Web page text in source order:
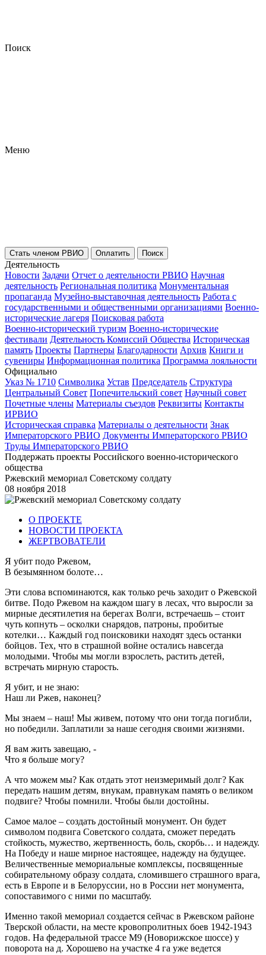
Поиск
Меню
Стать членом РВИО Оплатить Поиск
Деятельность
Новости Задачи Отчет о деятельности РВИО Научная
деятельность Региональная политика Монументальная
пропаганда Музейно-выставочная деятельность Работа с
государственными и общественными организациями Военно-
исторические лагеря Поисковая работа
Военно-исторический туризм Военно-исторические
фестивали Деятельность Комиссий Общества Историческая
память Проекты Партнеры Благодарности Архив Книги и
сувениры Информационная политика Программа лояльности
Официально
Указ № 1710 Символика Устав Председатель Структура
Центральный Совет Попечительский совет Научный совет
Почетные члены Материалы съездов Реквизиты Контакты
ИРВИО
Историческая справка Материалы о деятельности Знак
Императорского РВИО Документы Императорского РВИО
Труды Императорского РВИО
Поддержать проекты Российского военно-исторического
общества
Ржевский мемориал Советскому солдату
08 ноября 2018
О ПРОЕКТЕ
НОВОСТИ ПРОЕКТА
ЖЕРТВОВАТЕЛИ
Я убит подо Ржевом,
В безымянном болоте…
Эти слова вспоминаются, как только речь заходит о Ржевской
битве. Подо Ржевом на каждом шагу в лесах, что выросли за
мирные десятилетия на берегах Волги, встречаешь – стоит
чуть копнуть – осколки снарядов, патроны, пробитые
котелки… Каждый год поисковики находят здесь останки
бойцов. Тех, что в страшной войне остались навсегда
молодыми. Чтобы мы могли взрослеть, растить детей,
встречать мирную старость.
Я убит, и не знаю:
Наш ли Ржев, наконец?
Мы знаем – наш! Мы живем, потому что они тогда погибли,
но победили. Заплатили за наше сегодня своими жизнями.
Я вам жить завещаю, -
Что я больше могу?
А что можем мы? Как отдать этот неизмеримый долг? Как
передать нашим детям, внукам, правнукам память о великом
подвиге? Чтобы помнили. Чтобы были достойны.
Самое малое – создать достойный монумент. Он будет
символом подвига Советского солдата, сможет передать
стойкость, мужество, жертвенность, боль, скорбь… и надежду.
На Победу и наше мирное настоящее, надежду на будущее.
Величественные мемориальные комплексы, посвященные
собирательному образу солдата, сломившего страшного врага,
есть в Европе и в Белоруссии, но в России нет монумента,
сопоставимого с ними по масштабу.
Именно такой мемориал создается сейчас в Ржевском районе
Тверской области, на месте кровопролитных боев 1942-1943
годов. На федеральной трассе М9 (Новорижское шоссе) у
поворота на д. Хорошево на участке 4 га уже ведется